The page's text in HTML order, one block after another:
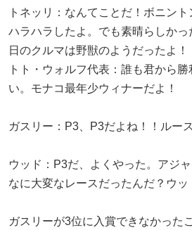
トネッリ：なんてことだ！ボニン
ハラハラしたよ。でも素晴らしか
日のクルマは野獣のようだったよ
トト・ウォルフ代表：誰も君から
い。モナコ最年少ウィナーだよ！
ガスリー：P3、P3だよね！！ルー
ウッド：P3だ、よくやった。アジ
なに大変なレースだったんだ？ウッ
ガスリーが3位に入賞できなかった